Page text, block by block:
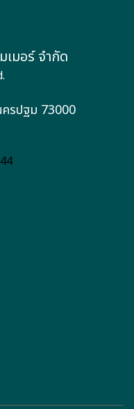
เมอร์ จำกัด
รปฐม 73000